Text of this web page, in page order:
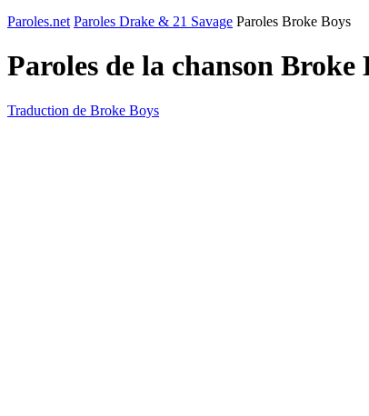
Paroles.net Paroles Drake & 21 Savage Paroles Broke Boys
Paroles de la chanson Broke
Traduction de Broke Boys